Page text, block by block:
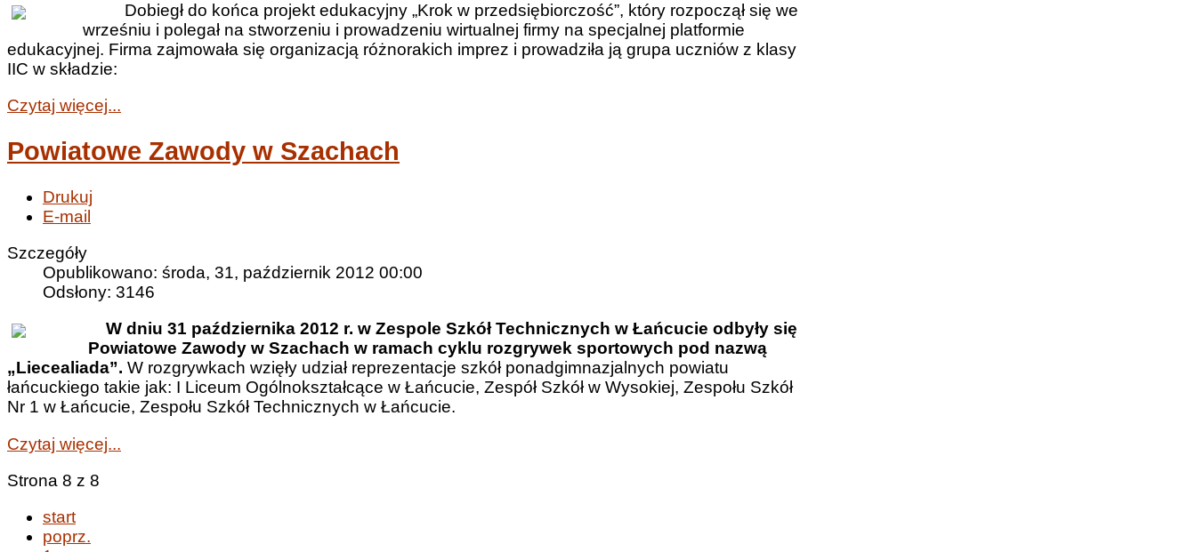
Dobiegł do końca projekt edukacyjny „Krok w przedsiębiorczość”, który rozpoczął się we
wrześniu i polegał na stworzeniu i prowadzeniu wirtualnej firmy na specjalnej platformie
edukacyjnej. Firma zajmowała się organizacją różnorakich imprez i prowadziła ją grupa uczniów z klasy
IIC w składzie:
Czytaj więcej...
Powiatowe Zawody w Szachach
Drukuj
E-mail
Szczegóły
Opublikowano: środa, 31, październik 2012 00:00
Odsłony: 3146
W dniu 31 października 2012 r. w Zespole Szkół Technicznych w Łańcucie odbyły się
Powiatowe Zawody w Szachach w ramach cyklu rozgrywek sportowych pod nazwą
„Liecealiada”. W rozgrywkach wzięły udział reprezentacje szkół ponadgimnazjalnych powiatu
łańcuckiego takie jak: I Liceum Ogólnokształcące w Łańcucie, Zespół Szkół w Wysokiej, Zespołu Szkół
Nr 1 w Łańcucie, Zespołu Szkół Technicznych w Łańcucie.
Czytaj więcej...
Strona 8 z 8
start
poprz.